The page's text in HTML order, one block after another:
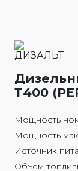
Т400
Мощность
Мощность
Источник
Объем